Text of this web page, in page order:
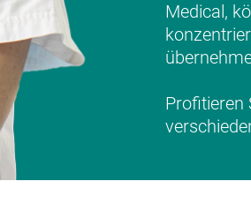
Medical,
Profitieren